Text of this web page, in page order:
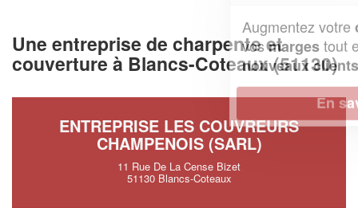
Une entreprise de charpente et
couverture à Blancs-Coteaux (51130)
ENTREPRISE LES COUVREURS
CHAMPENOIS (SARL)
11 Rue De La Cense Bizet
51130 Blancs-Coteaux
chiffre d'affaireset
vosmargestout en gagnant de
nouveaux clients!
En savoir plus